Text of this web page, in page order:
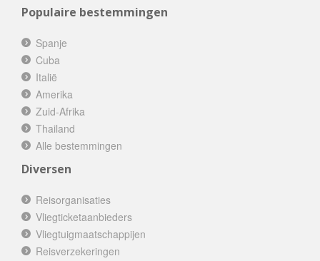
Populaire bestemmingen
Spanje
Cuba
Italië
Amerika
Zuid-Afrika
Thailand
Alle bestemmingen
Diversen
Reisorganisaties
Vliegticketaanbieders
Vliegtuigmaatschappijen
Reisverzekeringen